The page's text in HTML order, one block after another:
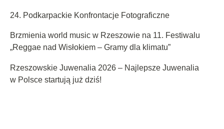
24. Podkarpackie Konfrontacje Fotograficzne
Brzmienia world music w Rzeszowie na 11. Festiwalu
„Reggae nad Wisłokiem – Gramy dla klimatu”
Rzeszowskie Juwenalia 2026 – Najlepsze Juwenalia
w Polsce startują już dziś!